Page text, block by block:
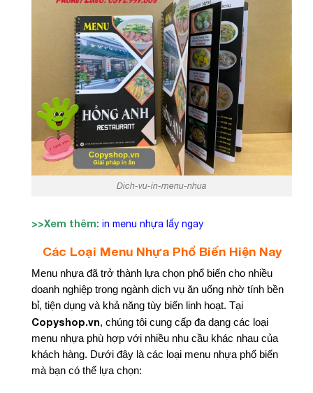
Dich-vu-in-menu-nhua
>>Xem thêm: in menu nhựa lấy ngay
Các Loại Menu Nhựa Phổ Biến Hiện Nay
Menu nhựa đã trở thành lựa chọn phổ biến cho nhiều
doanh nghiệp trong ngành dịch vụ ăn uống nhờ tính bền
bỉ, tiện dụng và khả năng tùy biến linh hoạt. Tại
Copyshop.vn, chúng tôi cung cấp đa dạng các loại
menu nhựa phù hợp với nhiều nhu cầu khác nhau của
khách hàng. Dưới đây là các loại menu nhựa phổ biến
mà bạn có thể lựa chọn: